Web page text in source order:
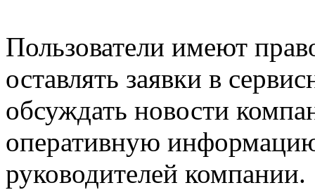
Пользователи имеют
оставлять заявки в
обсуждать новости
оперативную
руководителей компании.